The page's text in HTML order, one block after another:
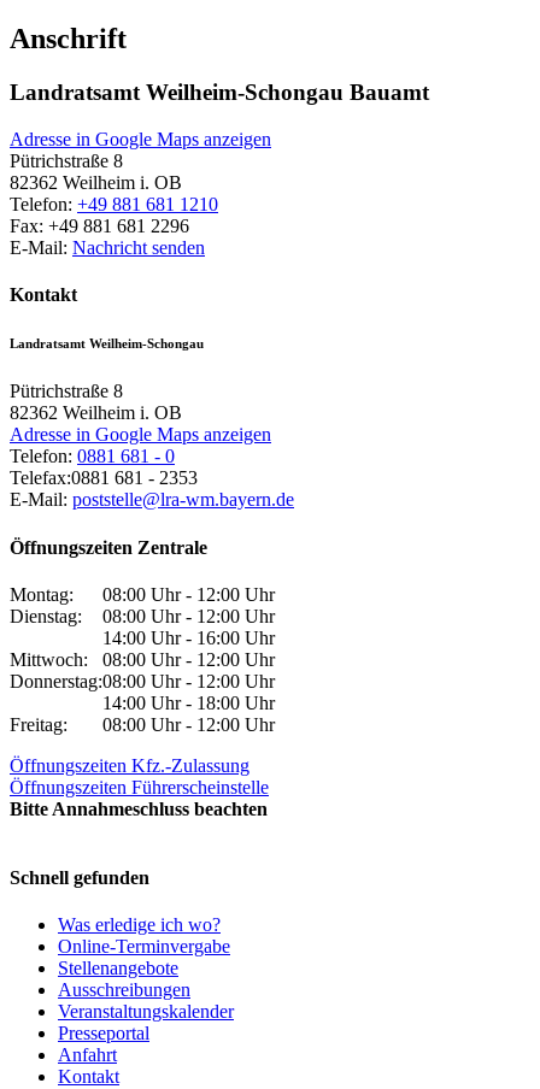
Anschrift
Landratsamt Weilheim-Schongau Bauamt
Adresse in Google Maps anzeigen
Pütrichstraße 8
82362 Weilheim i. OB
Telefon: +49 881 681 1210
Fax: +49 881 681 2296
E-Mail: Nachricht senden
Kontakt
Landratsamt Weilheim-Schongau
Pütrichstraße 8
82362 Weilheim i. OB
Adresse in Google Maps anzeigen
Telefon: 0881 681 - 0
Telefax:0881 681 - 2353
E-Mail: poststelle@lra-wm.bayern.de
Öffnungszeiten Zentrale
Montag:
08:00 Uhr - 12:00 Uhr
Dienstag:
08:00 Uhr - 12:00 Uhr
14:00 Uhr - 16:00 Uhr
Mittwoch:
08:00 Uhr - 12:00 Uhr
Donnerstag:08:00 Uhr - 12:00 Uhr
14:00 Uhr - 18:00 Uhr
Freitag:
08:00 Uhr - 12:00 Uhr
Öffnungszeiten Kfz.-Zulassung
Öffnungszeiten Führerscheinstelle
Bitte Annahmeschluss beachten
Schnell gefunden
Was erledige ich wo?
Online-Terminvergabe
Stellenangebote
Ausschreibungen
Veranstaltungskalender
Presseportal
Anfahrt
Kontakt